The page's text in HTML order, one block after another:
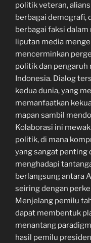
politik veteran,
berbagai demografi,
berbagai faksi
liputan media
mencerminkan
politik dan
Indonesia. Dialog
kedua dunia, yang
memanfaatkan
mapan sambil
Kolaborasi ini
politik, di mana
yang sangat penting
menghadapi
berlangsung antara
seiring dengan
Menjelang pemilu
dapat membentuk
menantang
hasil pemilu